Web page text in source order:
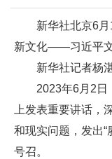
新华社北京6
新文化——习近平
新华社记者杨
2023年6月2日
上发表重要讲话，
和现实问题，发出“
号召。